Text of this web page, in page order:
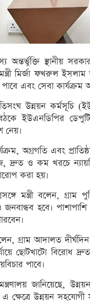
অন্তর্ভুক্তি স্থানীয়
মির্জা ফখরুল
পাবে এবং সেবা
উন্নয়ন কর্মসূচি
ইউএনডিপির ডেপুটি
নেয়।
অগ্রগতি এবং
ও কম খরচে
করা হয়।
মন্ত্রী বলেন, গ্রাম
হবে। পাশাপাশি
আদালত দীর্ঘদিন
ছোটখাটো বিরোধ
পাবে।
জানিয়েছে,
এ ক্ষেত্রে উন্নয়ন